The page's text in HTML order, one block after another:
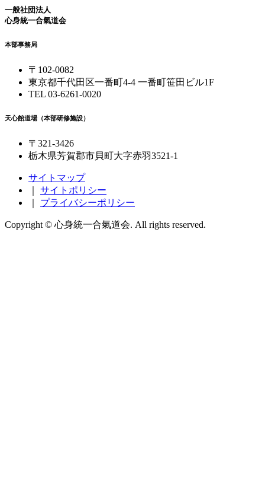
一般社団法人
心身統一合氣道会
本部事務局
〒102-0082
東京都千代田区一番町4-4 一番町笹田ビル1F
TEL 03-6261-0020
天心館道場（本部研修施設）
〒321-3426
栃木県芳賀郡市貝町大字赤羽3521-1
サイトマップ
サイトポリシー
プライバシーポリシー
Copyright © 心身統一合氣道会. All rights reserved.